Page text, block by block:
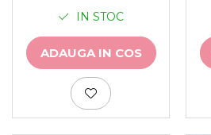
IN STOC
ADAUGA IN COS